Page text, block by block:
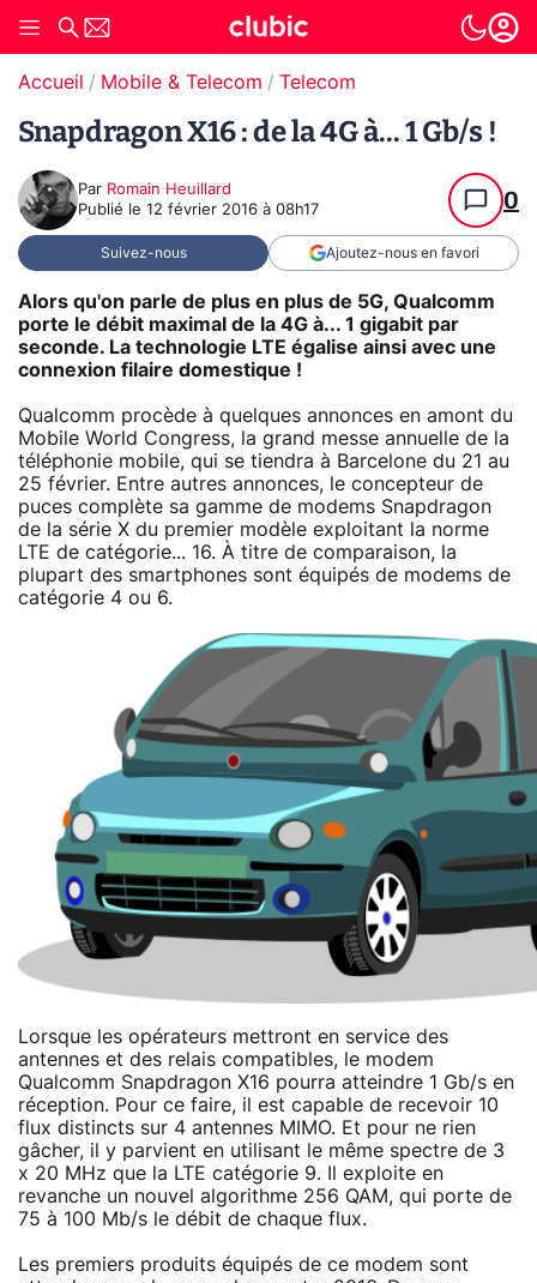
Accueil Mobile & Telecom Telecom
Snapdragon X16 : de la 4G à... 1 Gb/s !
Par Romain Heuillard
Publié le 12 février 2016 à 08h17 0
Suivez-nous Ajoutez-nous en favori
Alors qu'on parle de plus en plus de 5G, Qualcomm
porte le débit maximal de la 4G à... 1 gigabit par
seconde. La technologie LTE égalise ainsi avec une
connexion filaire domestique !
Qualcomm procède à quelques annonces en amont du
Mobile World Congress, la grand messe annuelle de la
téléphonie mobile, qui se tiendra à Barcelone du 21 au
25 février. Entre autres annonces, le concepteur de
puces complète sa gamme de modems Snapdragon
de la série X du premier modèle exploitant la norme
LTE de catégorie... 16. À titre de comparaison, la
plupart des smartphones sont équipés de modems de
catégorie 4 ou 6.
Lorsque les opérateurs mettront en service des
antennes et des relais compatibles, le modem
Qualcomm Snapdragon X16 pourra atteindre 1 Gb/s en
réception. Pour ce faire, il est capable de recevoir 10
flux distincts sur 4 antennes MIMO. Et pour ne rien
gâcher, il y parvient en utilisant le même spectre de 3
x 20 MHz que la LTE catégorie 9. Il exploite en
revanche un nouvel algorithme 256 QAM, qui porte de
75 à 100 Mb/s le débit de chaque flux.
Les premiers produits équipés de ce modem sont